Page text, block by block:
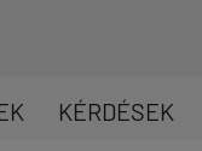
KÉRDÉSEK